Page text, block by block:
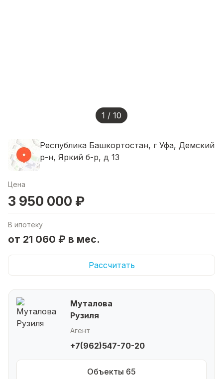
1 / 10
Республика Башкортостан, г Уфа, Демский
р-н, Яркий б-р, д 13
Цена
3 950 000 ₽
В ипотеку
от 21 060 ₽ в мес.
Рассчитать
Муталова
Рузиля
Агент
+7(962)547-70-20
Объекты 65